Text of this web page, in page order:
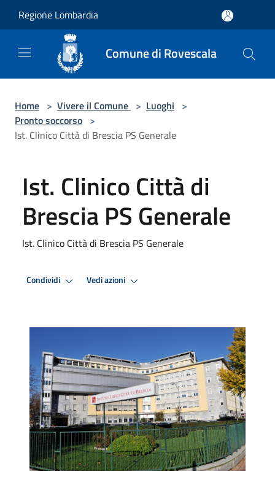
Regione Lombardia
Comune di Rovescala
Home > Vivere il Comune > Luoghi >
Pronto soccorso >
Ist. Clinico Città di Brescia PS Generale
Ist. Clinico Città di
Brescia PS Generale
Ist. Clinico Città di Brescia PS Generale
Condividi Vedi azioni